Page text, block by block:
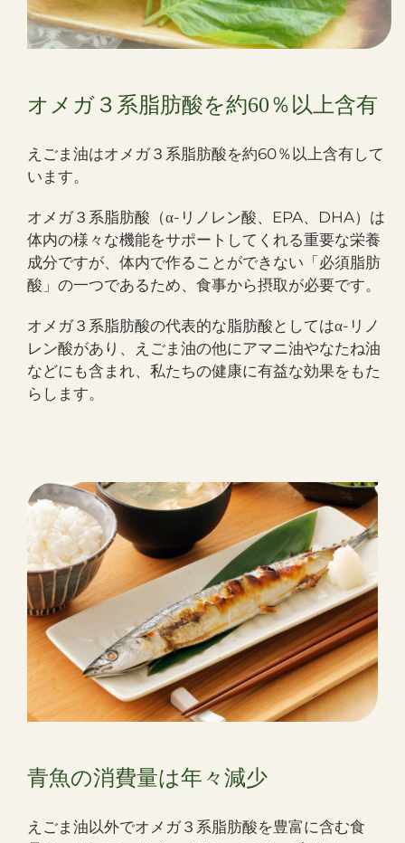
オメガ３系脂肪酸を約60％以上含有
えごま油はオメガ３系脂肪酸を約60％以上含有して
います。
オメガ３系脂肪酸（α-リノレン酸、EPA、DHA）は
体内の様々な機能をサポートしてくれる重要な栄養
成分ですが、体内で作ることができない「必須脂肪
酸」の一つであるため、食事から摂取が必要です。
オメガ３系脂肪酸の代表的な脂肪酸としてはα-リノ
レン酸があり、えごま油の他にアマニ油やなたね油
などにも含まれ、私たちの健康に有益な効果をもた
らします。
青魚の消費量は年々減少
えごま油以外でオメガ３系脂肪酸を豊富に含む食